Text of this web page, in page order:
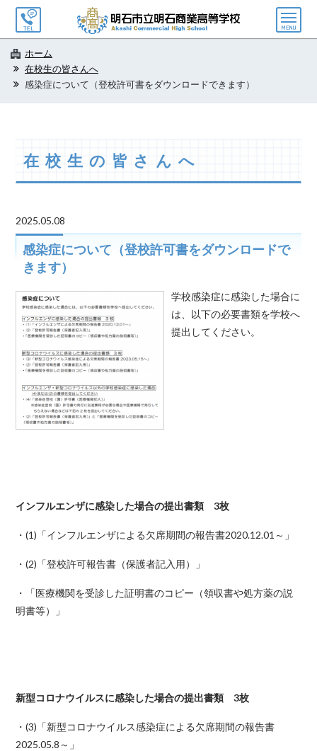
メ
ニ
ホーム
在校生の皆さんへ
感染症について（登校許可書をダウンロードできます）
在校生の皆さんへ
2025.05.08
感染症について（登校許可書をダウンロードで
きます）
学校感染症に感染した場合に
は、以下の必要書類を学校へ
提出してください。
インフルエンザに感染した場合の提出書類 3枚
・(1)「インフルエンザによる欠席期間の報告書2020.12.01～」
・(2)「登校許可報告書（保護者記入用）」
・「医療機関を受診した証明書のコピー（領収書や処方薬の説
明書等）」
新型コロナウイルスに感染した場合の提出書類 3枚
・(3)「新型コロナウイルス感染症による欠席期間の報告書
2025.05.8～」